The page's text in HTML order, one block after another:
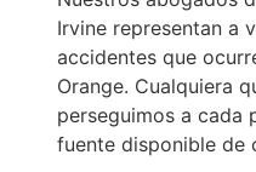
Irvine representan a
accidentes que
Orange. Cualquiera
perseguimos a cada
fuente disponible de